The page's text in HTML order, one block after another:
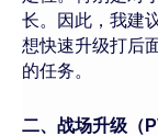
长。因此，我建
想快速升级打后
的任务。
二、战场升级（